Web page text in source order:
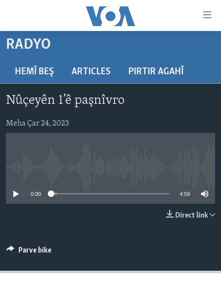
Yekser
here
naveroka
serekî
here
serekî
NÛÇE
FOTO GALERÎ
RADYO
AMERÎKA
TIRKÎYE
ROJHILATA NAVÎN
SERNIVÎS
RADYO
HEMÎ BEŞ ARTICLES PIRTIR AGAHÎ
Nûçeyên 1’ê paşnîvro
Meha Çar 24, 2023
0:00 4:59
Direct link
Parve bike